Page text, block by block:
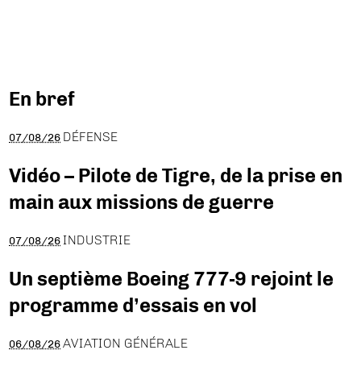
En bref
07/08/26 DÉFENSE
Vidéo – Pilote de Tigre, de la prise en
main aux missions de guerre
07/08/26 INDUSTRIE
Un septième Boeing 777-9 rejoint le
programme d’essais en vol
06/08/26 AVIATION GÉNÉRALE